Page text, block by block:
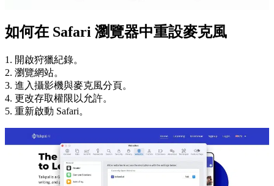
如何在 Safari 瀏覽器中重設麥克風
1. 開啟狩獵紀錄。
2. 瀏覽網站。
3. 進入攝影機與麥克風分頁。
4. 更改存取權限以允許。
5. 重新啟動 Safari。